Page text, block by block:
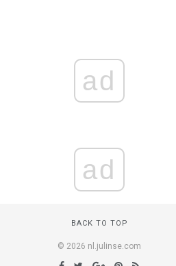
ad
ad
BACK TO TOP
© 2026 nl.julinse.com